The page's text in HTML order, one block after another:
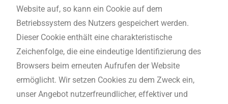
Website auf, so kann ein Cookie auf dem
Betriebssystem des Nutzers gespeichert werden.
Dieser Cookie enthält eine charakteristische
Zeichenfolge, die eine eindeutige Identifizierung des
Browsers beim erneuten Aufrufen der Website
ermöglicht. Wir setzen Cookies zu dem Zweck ein,
unser Angebot nutzerfreundlicher, effektiver und